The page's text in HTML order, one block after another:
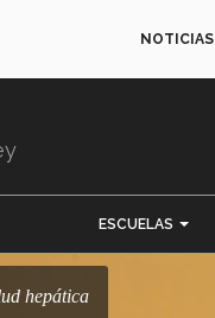
NOTICIAS
ESCUELAS
hepática